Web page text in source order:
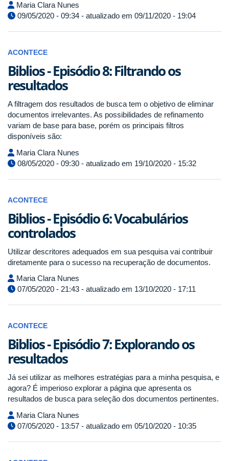
Maria Clara Nunes
09/05/2020 - 09:34 - atualizado em 09/11/2020 - 19:04
ACONTECE
Biblios - Episódio 8: Filtrando os
resultados
A filtragem dos resultados de busca tem o objetivo de eliminar
documentos irrelevantes. As possibilidades de refinamento
variam de base para base, porém os principais filtros
disponíveis são:
Maria Clara Nunes
08/05/2020 - 09:30 - atualizado em 19/10/2020 - 15:32
ACONTECE
Biblios - Episódio 6: Vocabulários
controlados
Utilizar descritores adequados em sua pesquisa vai contribuir
diretamente para o sucesso na recuperação de documentos.
Maria Clara Nunes
07/05/2020 - 21:43 - atualizado em 13/10/2020 - 17:11
ACONTECE
Biblios - Episódio 7: Explorando os
resultados
Já sei utilizar as melhores estratégias para a minha pesquisa, e
agora? É imperioso explorar a página que apresenta os
resultados de busca para seleção dos documentos pertinentes.
Maria Clara Nunes
07/05/2020 - 13:57 - atualizado em 05/10/2020 - 10:35